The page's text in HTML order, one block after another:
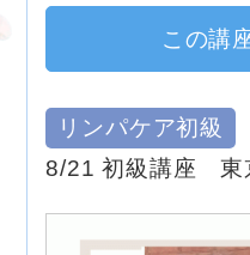
この講
リンパケア初級
8/21 初級講座 東